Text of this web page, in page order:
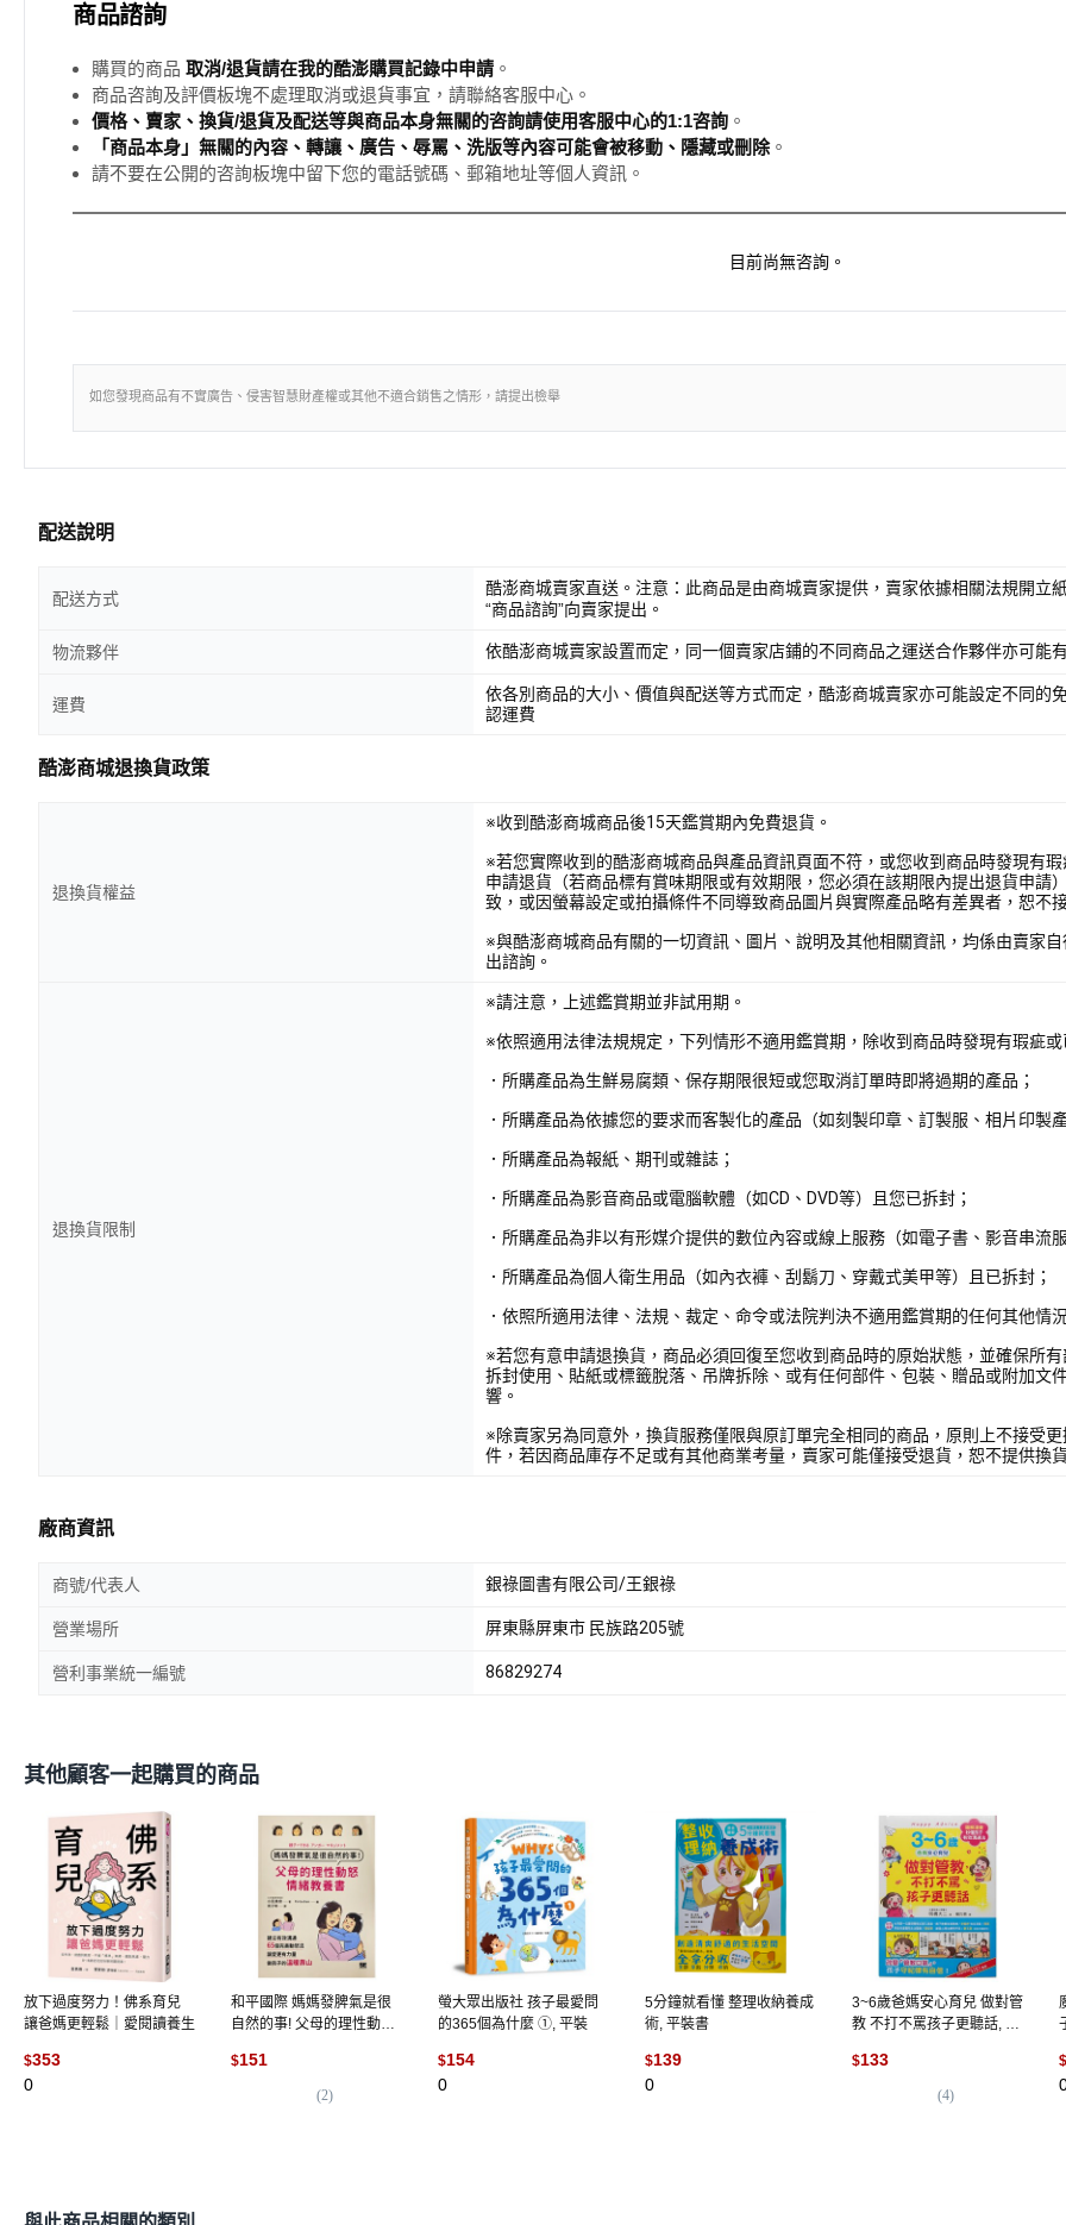
商品諮詢
購買的商品 取消/退貨請在我的酷澎購買記錄中申請 。
商品咨詢及評價板塊不處理取消或退貨事宜，請聯絡客服中心。
價格、賣家、換貨/退貨及配送等與商品本身無關的咨詢請使用客服中心的1:1咨詢 。
「商品本身」無關的內容、轉讓、廣告、辱罵、洗版等內容可能會被移動、隱藏或刪除。
請不要在公開的咨詢板塊中留下您的電話號碼、郵箱地址等個人資訊。
目前尚無咨詢。
如您發現商品有不實廣告、侵害智慧財產權或其他不適合銷售之情形，請提出檢舉
配送說明
配送方式
酷澎商城賣家直送。注意：此商品是由商城賣家提供，賣家依據相關法規開
“商品諮詢”向賣家提出。
物流夥伴 依酷澎商城賣家設置而定，同一個賣家店鋪的不同商品之運送合作夥伴亦可能
運費
依各別商品的大小、價值與配送等方式而定，酷澎商城賣家亦可能設定不同的
認運費
酷澎商城退換貨政策
退換貨權益
※收到酷澎商城商品後15天鑑賞期內免費退貨。
※若您實際收到的酷澎商城商品與產品資訊頁面不符，或您收到商品時發現有
申請退貨（若商品標有賞味期限或有效期限，您必須在該期限內提出退貨申
致，或因螢幕設定或拍攝條件不同導致商品圖片與實際產品略有差異者，恕不
※與酷澎商城商品有關的一切資訊、圖片、說明及其他相關資訊，均係由賣家
出諮詢。
退換貨限制
※請注意，上述鑑賞期並非試用期。
※依照適用法律法規規定，下列情形不適用鑑賞期，除收到商品時發現有瑕疵
．所購產品為生鮮易腐類、保存期限很短或您取消訂單時即將過期的產品；
．所購產品為依據您的要求而客製化的產品（如刻製印章、訂製服、相片印製
．所購產品為報紙、期刊或雜誌；
．所購產品為影音商品或電腦軟體（如CD、DVD等）且您已拆封；
．所購產品為非以有形媒介提供的數位內容或線上服務（如電子書、影音串
．所購產品為個人衛生用品（如內衣褲、刮鬍刀、穿戴式美甲等）且已拆封；
．依照所適用法律、法規、裁定、命令或法院判決不適用鑑賞期的任何其他情
※若您有意申請退換貨，商品必須回復至您收到商品時的原始狀態，並確保所
拆封使用、貼紙或標籤脫落、吊牌拆除、或有任何部件、包裝、贈品或附加文
響。
※除賣家另為同意外，換貨服務僅限與原訂單完全相同的商品，原則上不接受
件，若因商品庫存不足或有其他商業考量，賣家可能僅接受退貨，恕不提供換
廠商資訊
商號/代表人 銀祿圖書有限公司/王銀祿
營業場所 屏東縣屏東市 民族路205號
營利事業統一編號 86829274
其他顧客一起購買的商品
放下過度努力！佛系育兒
讓爸媽更輕鬆｜愛閱讀養生
$353
0
和平國際 媽媽發脾氣是很
自然的事! 父母的理性動怒
$151
(2)
螢大眾出版社 孩子最愛問
的365個為什麼 ①, 平裝
$154
0
5分鐘就看懂 整理收納養成
術, 平裝書
$139
0
3~6歲爸媽安心育兒 做對管
教 不打不罵孩子更聽話, 明
$133
(4)
$